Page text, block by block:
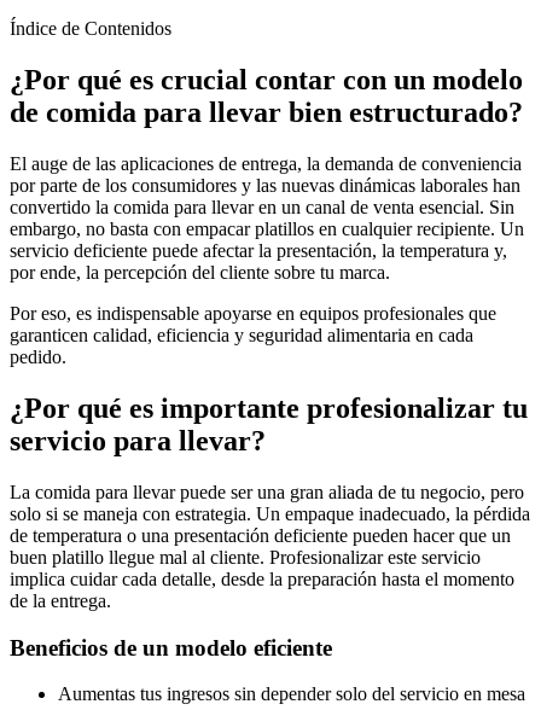
Índice de Contenidos
¿Por qué es crucial contar con un modelo
de comida para llevar bien estructurado?
El auge de las aplicaciones de entrega, la demanda de conveniencia
por parte de los consumidores y las nuevas dinámicas laborales han
convertido la comida para llevar en un canal de venta esencial. Sin
embargo, no basta con empacar platillos en cualquier recipiente. Un
servicio deficiente puede afectar la presentación, la temperatura y,
por ende, la percepción del cliente sobre tu marca.
Por eso, es indispensable apoyarse en equipos profesionales que
garanticen calidad, eficiencia y seguridad alimentaria en cada
pedido.
¿Por qué es importante profesionalizar tu
servicio para llevar?
La comida para llevar puede ser una gran aliada de tu negocio, pero
solo si se maneja con estrategia. Un empaque inadecuado, la pérdida
de temperatura o una presentación deficiente pueden hacer que un
buen platillo llegue mal al cliente. Profesionalizar este servicio
implica cuidar cada detalle, desde la preparación hasta el momento
de la entrega.
Beneficios de un modelo eficiente
Aumentas tus ingresos sin depender solo del servicio en mesa